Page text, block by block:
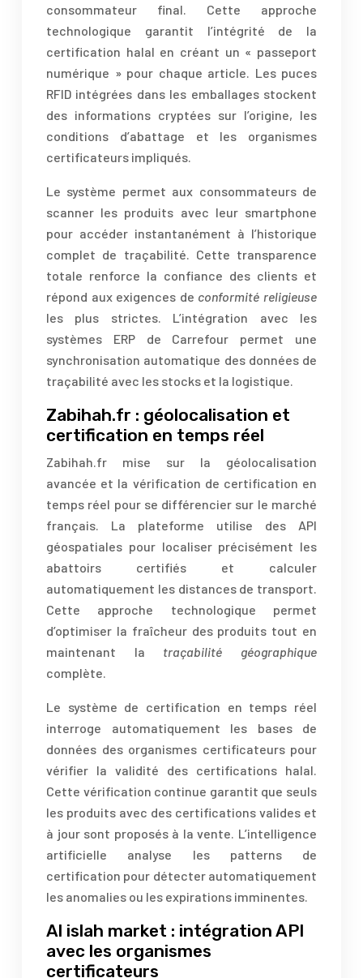
consommateur final. Cette approche
technologique garantit l’intégrité de la
certification halal en créant un « passeport
numérique » pour chaque article. Les puces
RFID intégrées dans les emballages stockent
des informations cryptées sur l’origine, les
conditions d’abattage et les organismes
certificateurs impliqués.
Le système permet aux consommateurs de
scanner les produits avec leur smartphone
pour accéder instantanément à l’historique
complet de traçabilité. Cette transparence
totale renforce la confiance des clients et
répond aux exigences de conformité religieuse
les plus strictes. L’intégration avec les
systèmes ERP de Carrefour permet une
synchronisation automatique des données de
traçabilité avec les stocks et la logistique.
Zabihah.fr : géolocalisation et
certification en temps réel
Zabihah.fr mise sur la géolocalisation
avancée et la vérification de certification en
temps réel pour se différencier sur le marché
français. La plateforme utilise des API
géospatiales pour localiser précisément les
abattoirs certifiés et calculer
automatiquement les distances de transport.
Cette approche technologique permet
d’optimiser la fraîcheur des produits tout en
maintenant la traçabilité géographique
complète.
Le système de certification en temps réel
interroge automatiquement les bases de
données des organismes certificateurs pour
vérifier la validité des certifications halal.
Cette vérification continue garantit que seuls
les produits avec des certifications valides et
à jour sont proposés à la vente. L’intelligence
artificielle analyse les patterns de
certification pour détecter automatiquement
les anomalies ou les expirations imminentes.
Al islah market : intégration API
avec les organismes
certificateurs